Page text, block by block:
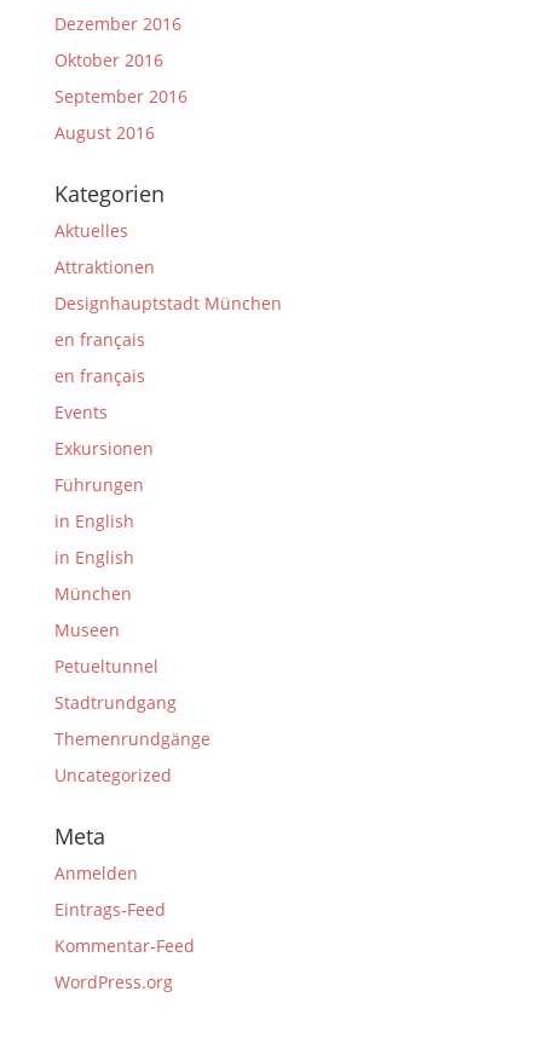
Dezember 2016
Oktober 2016
September 2016
August 2016
Kategorien
Aktuelles
Attraktionen
Designhauptstadt München
en français
en français
Events
Exkursionen
Führungen
in English
in English
München
Museen
Petueltunnel
Stadtrundgang
Themenrundgänge
Uncategorized
Meta
Anmelden
Eintrags-Feed
Kommentar-Feed
WordPress.org